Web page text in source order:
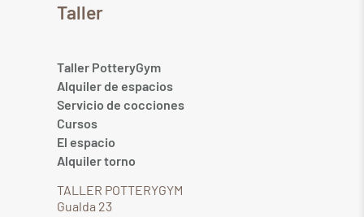
Taller
Taller PotteryGym
Alquiler de espacios
Servicio de cocciones
Cursos
El espacio
Alquiler torno
TALLER POTTERYGYM
Gualda 23